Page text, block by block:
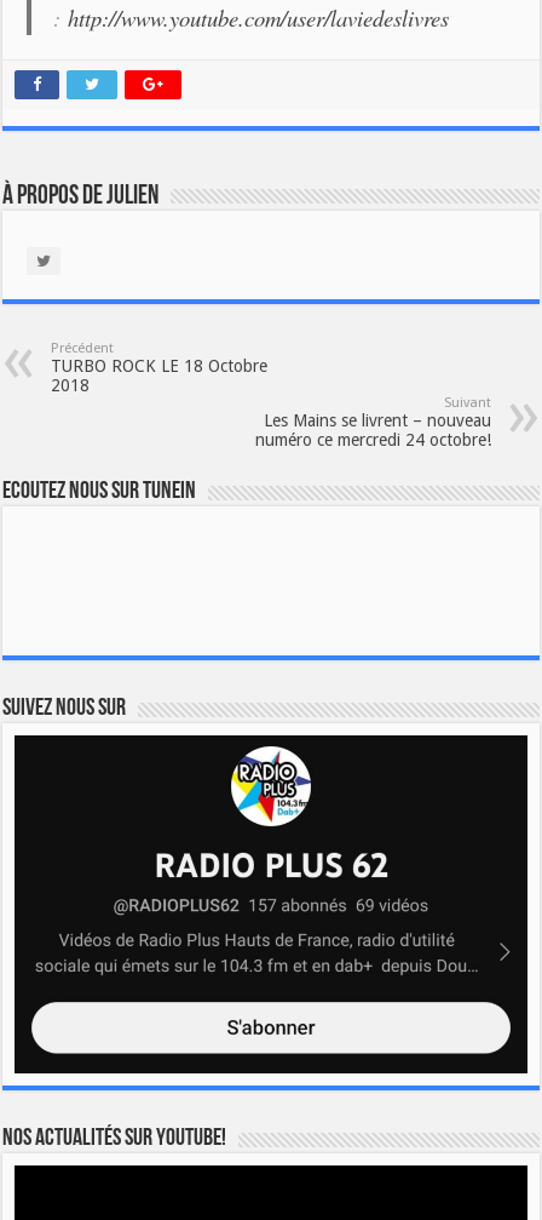
:http://www.youtube.com/user/laviedeslivres
À propos de Julien
Précédent
TURBO ROCK LE 18 Octobre
2018
Suivant
Les Mains se livrent – nouveau
numéro ce mercredi 24 octobre!
Ecoutez nous sur TuneIn
Suivez nous sur
Nos actualités sur YOUTUBE!